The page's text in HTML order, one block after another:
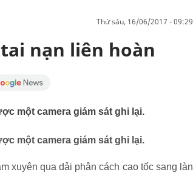
thứ sáu, 16/06/2017 - 09:29
nạn liên hoàn
một camera giám sát ghi lại.
một camera giám sát ghi lại.
xuyên qua dải phân cách cao tốc sang làn